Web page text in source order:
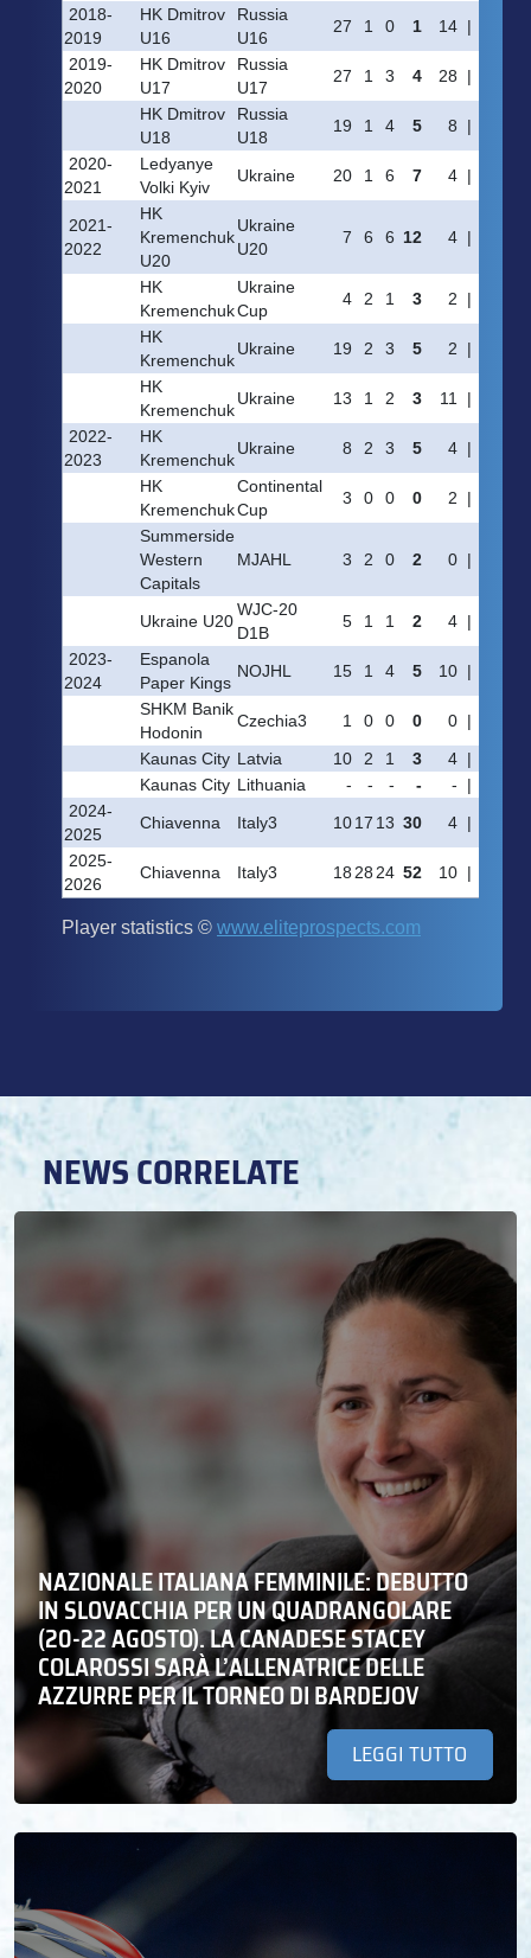
NEWS CORRELATE
NAZIONALE ITALIANA FEMMINILE: DEBUTTO
IN SLOVACCHIA PER UN QUADRANGOLARE
(20-22 AGOSTO). LA CANADESE STACEY
COLAROSSI SARÀ L’ALLENATRICE DELLE
AZZURRE PER IL TORNEO DI BARDEJOV
LEGGI TUTTO